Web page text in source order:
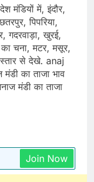
मंडियों में, इंदौर,
पिपरिया,
गदरवाड़ा, खुरई,
चना, मटर, मसूर,
से देखे. anaj
का ताजा भाव
मंडी का ताजा
Join Now